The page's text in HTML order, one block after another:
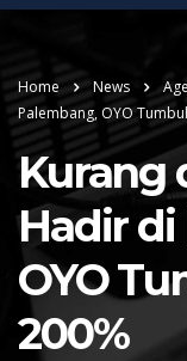
Home News
Palembang, OYO
Kurang
Hadir di
OYO
200%